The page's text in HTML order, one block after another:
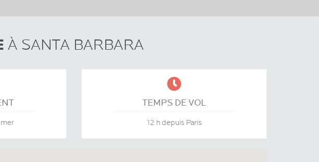
À SANTA BARBARA

TEMPS DE VOL
12 h depuis Paris